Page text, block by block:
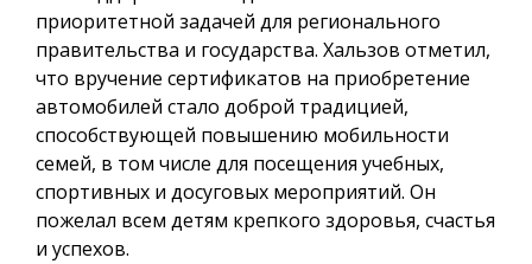
приоритетной задачей для регионального
правительства и государства. Хальзов отметил,
что вручение сертификатов на приобретение
автомобилей стало доброй традицией,
способствующей повышению мобильности
семей, в том числе для посещения учебных,
спортивных и досуговых мероприятий. Он
пожелал всем детям крепкого здоровья, счастья
и успехов.